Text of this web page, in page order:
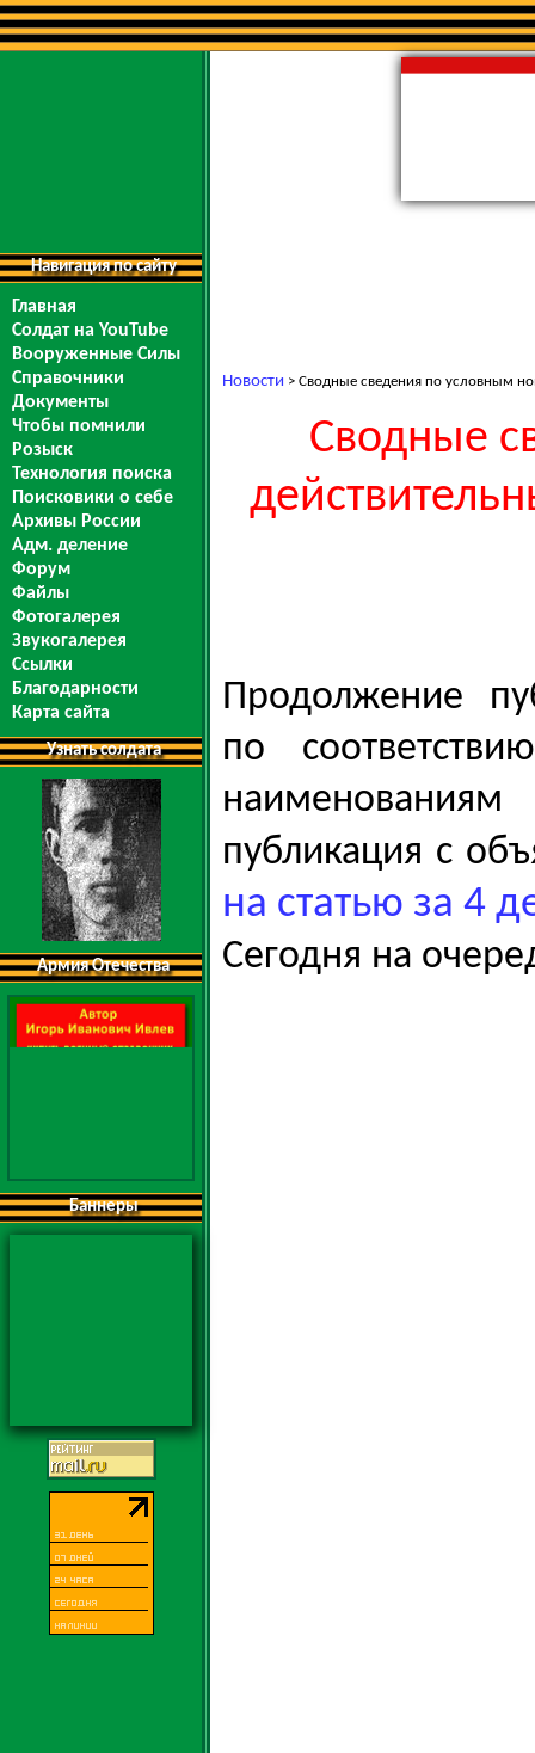
Навигация по сайту
Главная
Солдат на YouTube
Вооруженные Силы
Справочники
Документы
Чтобы помнили
Розыск
Технология поиска
Поисковики о себе
Архивы России
Адм. деление
Форум
Файлы
Фотогалерея
Звукогалерея
Ссылки
Благодарности
Карта сайта
Узнать солдата
Армия Отечества
Баннеры
Новости > Сводные сведения по условным
Сводные
Продолжение
по
публикация с
на статью за 4
Сегодня на